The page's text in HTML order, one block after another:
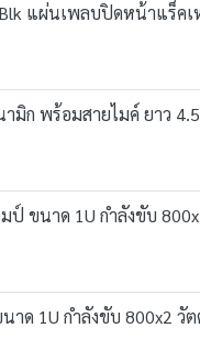
Blk แผ่นเพลบปิดหน้าแร็
มิก พร้อมสายไมค์ ยาว
ป์ ขนาด 1U กำลังขับ
าด 1U กำลังขับ 800x2 วั